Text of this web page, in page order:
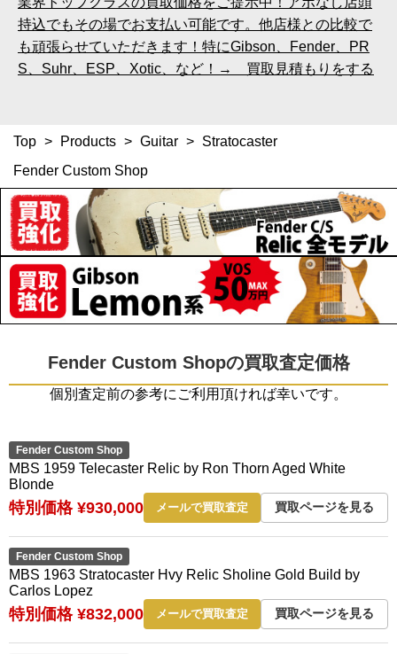
持込でもその場でお支払い可能です。他店様との比較で
も頑張らせていただきます！特にGibson、Fender、PR
S、Suhr、ESP、Xotic、など！→ 買取見積もりをする
Top > Products > Guitar > Stratocaster
Fender Custom Shop
Fender Custom Shopの買取査定価格
個別査定前の参考にご利用頂ければ幸いです。
Fender Custom Shop
MBS 1959 Telecaster Relic by Ron Thorn Aged White
Blonde
特別価格 ¥930,000 メールで買取査定 買取ページを見る
Fender Custom Shop
MBS 1963 Stratocaster Hvy Relic Sholine Gold Build by
Carlos Lopez
特別価格 ¥832,000 メールで買取査定 買取ページを見る